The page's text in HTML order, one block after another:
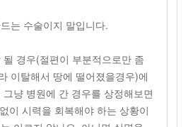
는 수술이지 말입니다.
경우(절편이 부분적으로만 좀
이탈해서 땅에 떨어졌을경우)에
냥 병원에 간 경우를 상정해보면
이 시력을 회복해야 하는 상황이